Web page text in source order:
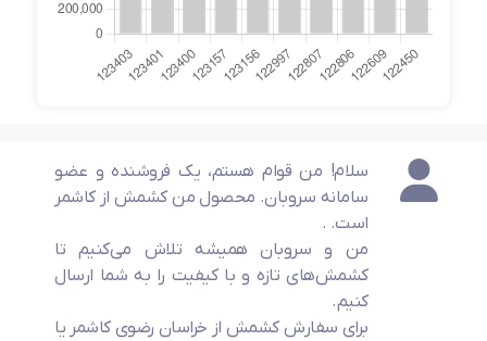
سلام! من قوام هستم، یک فروشنده و عضو
سامانه سروبان. محصول من کشمش از کاشمر
است. .
من و سروبان همیشه تلاش می‌کنیم تا
کشمش‌های تازه و با کیفیت را به شما ارسال
کنیم.
برای سفارش کشمش از خراسان رضوی کاشمر یا